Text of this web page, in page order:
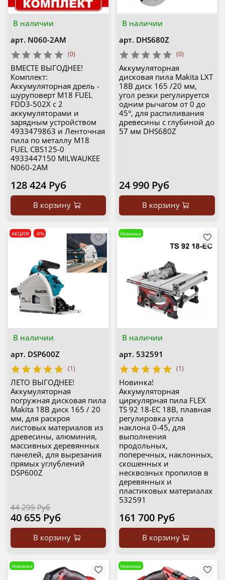
В наличии
арт. N060-2AM
(0)
ВМЕСТЕ ВЫГОДНЕЕ!
Комплект:
Аккумуляторная дрель -
шуруповерт M18 FUEL
FDD3-502X с 2
аккумуляторами и
зарядным устройством
4933479863 и Ленточная
пила по металлу M18
FUEL CBS125-0
4933447150 MILWAUKEE
N060-2AM
128 424 Руб
В корзину
В наличии
арт. DHS680Z
(0)
Аккумуляторная
дисковая пила Makita LXT
18В диск 165 /20 мм,
угол резки регулируется
одним рычагом от 0 до
45°, для распиливания
древесины с глубиной до
57 мм DHS680Z
24 990 Руб
В корзину
В наличии
АКЦИЯ! -8%
арт. DSP600Z
(1)
ЛЕТО ВЫГОДНЕЕ!
Аккумуляторная
погружная дисковая пила
Makita 18В диск 165 / 20
мм, для раскроя
листовых материалов из
древесины, алюминия,
массивных деревянных
панелей, для вырезания
прямых углублений
DSP600Z
44 295 Руб
40 655 Руб
В корзину
В наличии
Новинка
арт. 532591
(1)
Новинка!
Аккумуляторная
циркулярная пила FLEX
TS 92 18-EC 18В, плавная
регулировка угла
наклона 0-45, для
выполнения
продольных,
поперечных, наклонных,
скошенных и
несквозных пропилов в
деревянных и
пластиковых материалах
532591
161 700 Руб
В корзину
Новинка Новинка